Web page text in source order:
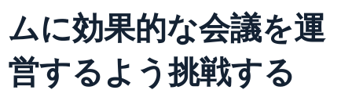
ムに効果的な会議を運
営するよう挑戦する